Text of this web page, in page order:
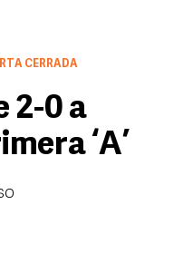
CERRADA
2-0 a
‘A’